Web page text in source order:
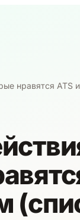
нравятся ATS